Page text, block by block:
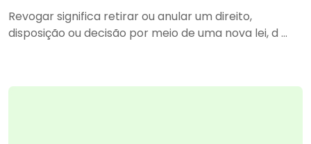
Revogar significa retirar ou anular um direito,
disposição ou decisão por meio de uma nova lei, d ...